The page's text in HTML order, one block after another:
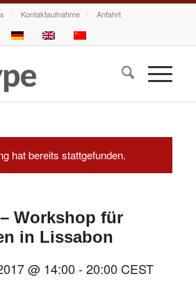
Kontaktaufnahme Anfahrt
hat bereits stattgefunden.
Workshop für
in Lissabon
@ 14:00 -20:00 CEST